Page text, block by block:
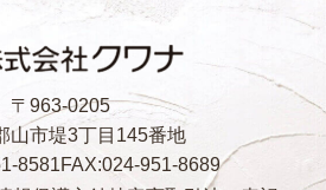
〒963-0205
山市堤3丁目145番地
8581FAX:024-951-8689